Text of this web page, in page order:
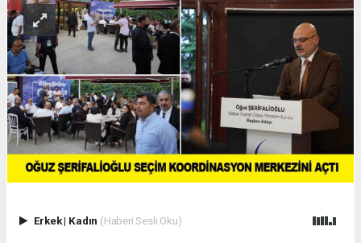
Erkek| Kadın (Haberi Sesli Oku)